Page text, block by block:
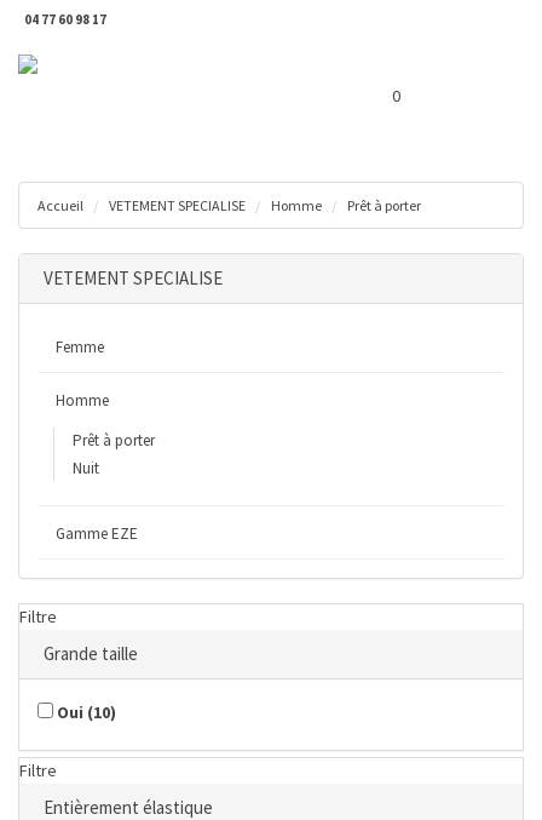
04 77 60 98 17
0
Accueil VETEMENT SPECIALISE Homme Prêt à porter
VETEMENT SPECIALISE
Femme
Homme
Prêt à porter
Nuit
Gamme EZE
Filtre
Grande taille
Oui (10)
Filtre
Entièrement élastique